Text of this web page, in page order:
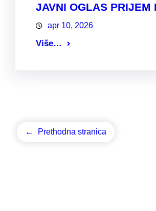
JAVNI OGLAS PRIJEM
apr 10, 2026
Više…
← Prethodna stranica